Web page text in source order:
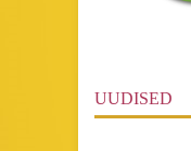
UUDISED